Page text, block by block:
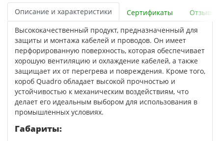
Описание и характеристики Сертификаты
Отзывы
Высококачественный продукт, предназначенный для
защиты и монтажа кабелей и проводов. Он имеет
перфорированную поверхность, которая обеспечивает
хорошую вентиляцию и охлаждение кабелей, а также
защищает их от перегрева и повреждения. Кроме того,
короб Quadro обладает высокой прочностью и
устойчивостью к механическим воздействиям, что
делает его идеальным выбором для использования в
промышленных условиях.
Габариты: